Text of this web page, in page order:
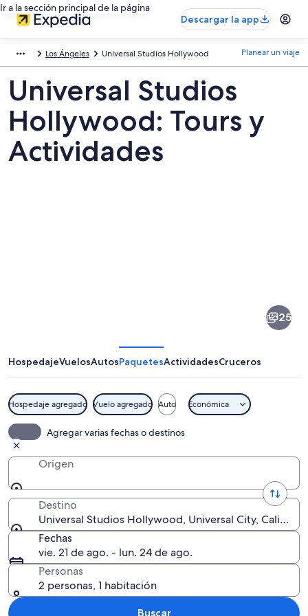
Ir a la sección principal de la página
Descargar la app
Los Ángeles Universal Studios Hollywood Planear un viaje
Universal Studios
Hollywood: Tours y
Actividades
25
HospedajeVuelosAutosPaquetesActividadesCruceros
Hospedaje agregado Vuelo agregado Auto Económica
Agregar varias fechas o destinos
Origen
Destino
Universal Studios Hollywood, Universal City,
Fechas
vie. 21 de ago. - lun. 24 de ago.
Personas
2 personas, 1 habitación
Buscar